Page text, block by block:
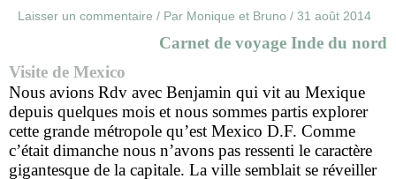
Laisser un commentaire / Par Monique et Bruno / 31 août 2014
Carnet de voyage Inde du nord
Visite de Mexico
Nous avions Rdv avec Benjamin qui vit au Mexique
depuis quelques mois et nous sommes partis explorer
cette grande métropole qu’est Mexico D.F. Comme
c’était dimanche nous n’avons pas ressenti le caractère
gigantesque de la capitale. La ville semblait se réveiller